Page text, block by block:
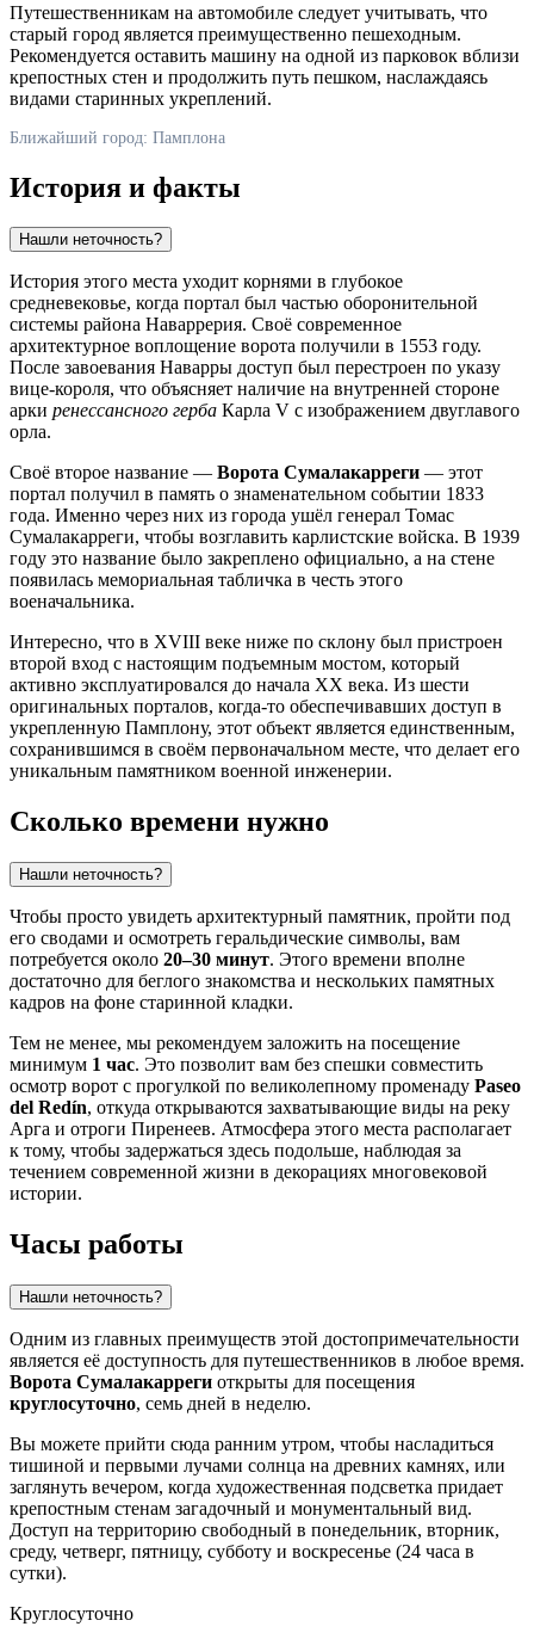
Путешественникам на автомобиле следует учитывать, что
старый город является преимущественно пешеходным.
Рекомендуется оставить машину на одной из парковок вблизи
крепостных стен и продолжить путь пешком, наслаждаясь
видами старинных укреплений.
Ближайший город: Памплона
История и факты
Нашли неточность?
История этого места уходит корнями в глубокое
средневековье, когда портал был частью оборонительной
системы района Наваррерия. Своё современное
архитектурное воплощение ворота получили в 1553 году.
После завоевания Наварры доступ был перестроен по указу
вице-короля, что объясняет наличие на внутренней стороне
арки ренессансного герба Карла V с изображением двуглавого
орла.
Своё второе название — Ворота Сумалакарреги — этот
портал получил в память о знаменательном событии 1833
года. Именно через них из города ушёл генерал Томас
Сумалакарреги, чтобы возглавить карлистские войска. В 1939
году это название было закреплено официально, а на стене
появилась мемориальная табличка в честь этого
военачальника.
Интересно, что в XVIII веке ниже по склону был пристроен
второй вход с настоящим подъемным мостом, который
активно эксплуатировался до начала XX века. Из шести
оригинальных порталов, когда-то обеспечивавших доступ в
укрепленную Памплону, этот объект является единственным,
сохранившимся в своём первоначальном месте, что делает его
уникальным памятником военной инженерии.
Сколько времени нужно
Нашли неточность?
Чтобы просто увидеть архитектурный памятник, пройти под
его сводами и осмотреть геральдические символы, вам
потребуется около 20–30 минут. Этого времени вполне
достаточно для беглого знакомства и нескольких памятных
кадров на фоне старинной кладки.
Тем не менее, мы рекомендуем заложить на посещение
минимум 1 час. Это позволит вам без спешки совместить
осмотр ворот с прогулкой по великолепному променаду Paseo
del Redín, откуда открываются захватывающие виды на реку
Арга и отроги Пиренеев. Атмосфера этого места располагает
к тому, чтобы задержаться здесь подольше, наблюдая за
течением современной жизни в декорациях многовековой
истории.
Часы работы
Нашли неточность?
Одним из главных преимуществ этой достопримечательности
является её доступность для путешественников в любое время.
Ворота Сумалакарреги открыты для посещения
круглосуточно, семь дней в неделю.
Вы можете прийти сюда ранним утром, чтобы насладиться
тишиной и первыми лучами солнца на древних камнях, или
заглянуть вечером, когда художественная подсветка придает
крепостным стенам загадочный и монументальный вид.
Доступ на территорию свободный в понедельник, вторник,
среду, четверг, пятницу, субботу и воскресенье (24 часа в
сутки).
Круглосуточно